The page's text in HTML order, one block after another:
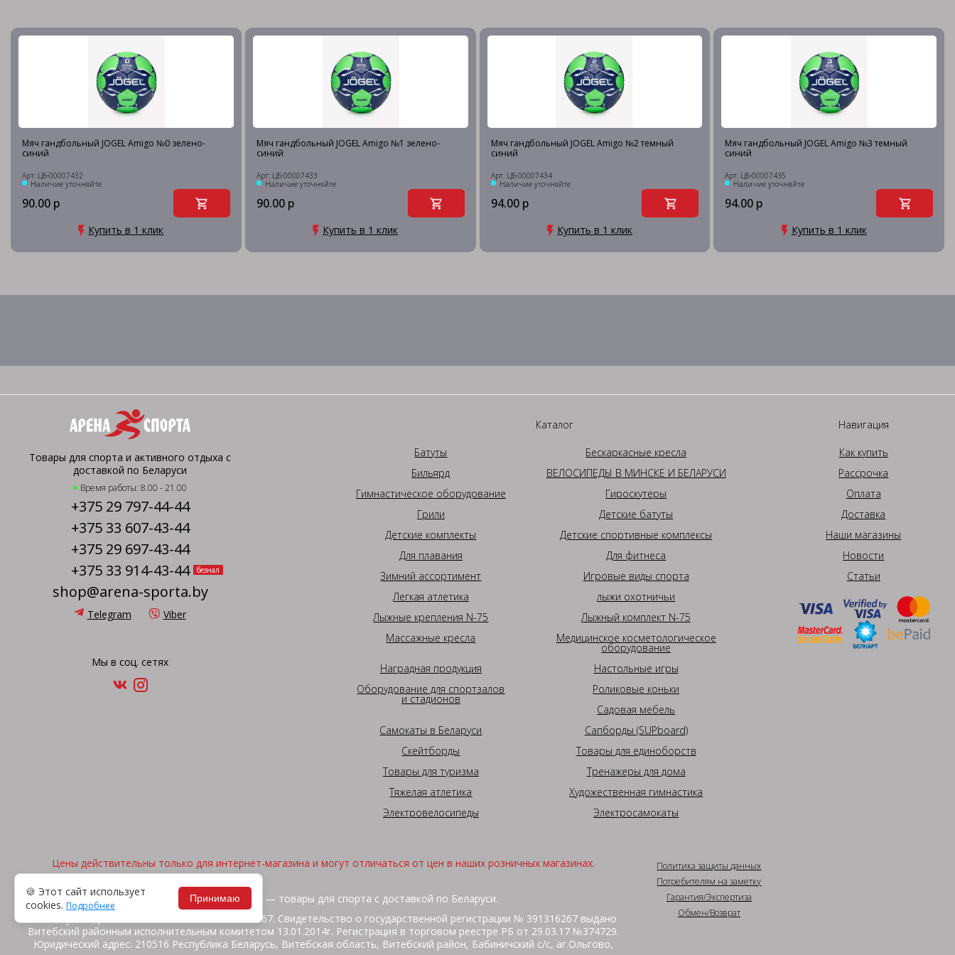
Мяч гандбольный JOGEL Amigo №0 зелено-
синий
Арт: ЦБ-00007432
Наличие уточняйте
90.00 р
Купить в 1 клик
Мяч гандбольный JOGEL Amigo №1 зелено-
синий
Арт: ЦБ-00007433
Наличие уточняйте
90.00 р
Купить в 1 клик
Мяч гандбольный JOGEL Amigo №2 темный
синий
Арт: ЦБ-00007434
Наличие уточняйте
94.00 р
Купить в 1 клик
Мяч гандбольный JOGEL Amigo №3 темный
синий
Арт: ЦБ-00007435
Наличие уточняйте
94.00 р
Купить в 1 клик
Товары для спорта и активного отдыха с
доставкой по Беларуси
Время работы: 8.00 - 21.00
+375 29 797-44-44
+375 33 607-43-44
+375 29 697-43-44
+375 33 914-43-44
безнал
shop@arena-sporta.by
Telegram Viber
Мы в соц. сетях
Каталог
Батуты
Бескаркасные кресла
Бильярд
ВЕЛОСИПЕДЫ В МИНСКЕ И БЕЛАРУСИ
Гимнастическое оборудование
Гироскутеры
Грили
Детские батуты
Детские комплекты
Детские спортивные комплексы
Для плавания
Для фитнеса
Зимний ассортимент
Игровые виды спорта
Легкая атлетика
лыжи охотничьи
Лыжные крепления N-75
Лыжный комплект N-75
Массажные кресла
Медицинское косметологическое
оборудование
Наградная продукция
Настольные игры
Оборудование для спортзалов
и стадионов
Роликовые коньки
Садовая мебель
Самокаты в Беларуси
Сапборды (SUPboard)
Скейтборды
Товары для единоборств
Товары для туризма
Тренажеры для дома
Тяжелая атлетика
Художественная гимнастика
Электровелосипеды
Электросамокаты
Навигация
Как купить
Рассрочка
Оплата
Доставка
Наши магазины
Новости
Статьи
Цены действительны только для интернет-магазина и могут отличаться от цен в наших розничных магазинах.
2026, © "Арена спорта" — товары для спорта с доставкой по Беларуси.
ИП Жакуть Вероника Витальевна. УНП 391316267. Свидетельство о государственной регистрации № 391316267 выдано
Витебский районным исполнительным комитетом 13.01.2014г. Регистрация в торговом реестре РБ от 29.03.17 №374729.
Юридический адрес: 210516 Республика Беларусь, Витебская область, Витебский район, Бабиничский с/с, аг.Ольгово,
Политика защиты данных
Потребителям на заметку
Гарантия/Экспертиза
Обмен/Возврат
🍪 Этот сайт использует
cookies. Подробнее
Принимаю